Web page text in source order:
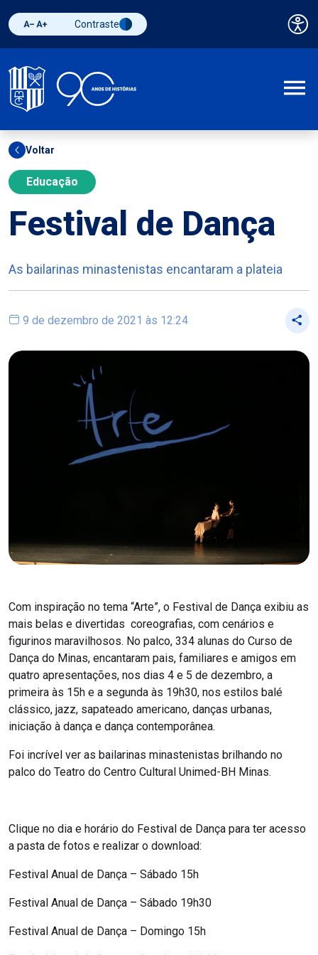
Diminuir fonte
Aumentar fonteAlternar contraste
Contraste
Voltar
Educação
Festival de Dança
As bailarinas minastenistas encantaram a plateia
9 de dezembro de 2021 às 12:24
Com inspiração no tema “Arte”, o Festival de Dança exibiu as
mais belas e divertidas coreografias, com cenários e
figurinos maravilhosos. No palco, 334 alunas do Curso de
Dança do Minas, encantaram pais, familiares e amigos em
quatro apresentações, nos dias 4 e 5 de dezembro, a
primeira às 15h e a segunda às 19h30, nos estilos balé
clássico, jazz, sapateado americano, danças urbanas,
iniciação à dança e dança contemporânea.
Foi incrível ver as bailarinas minastenistas brilhando no
palco do Teatro do Centro Cultural Unimed-BH Minas.
Clique no dia e horário do Festival de Dança para ter acesso
a pasta de fotos e realizar o download:
Festival Anual de Dança – Sábado 15h
Festival Anual de Dança – Sábado 19h30
Festival Anual de Dança – Domingo 15h